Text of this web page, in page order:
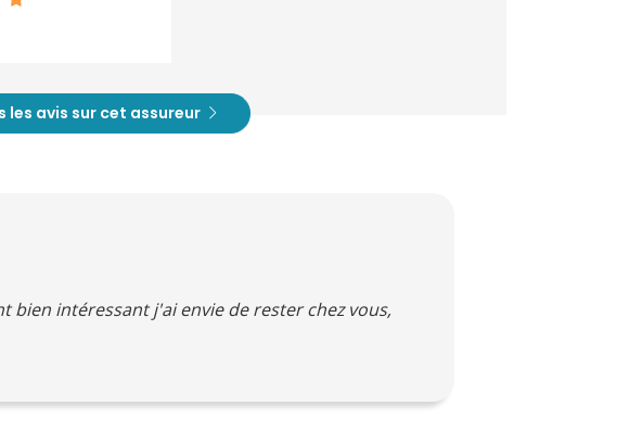
les avis sur cet assureur
bien intéressant j'ai envie de rester chez vous,